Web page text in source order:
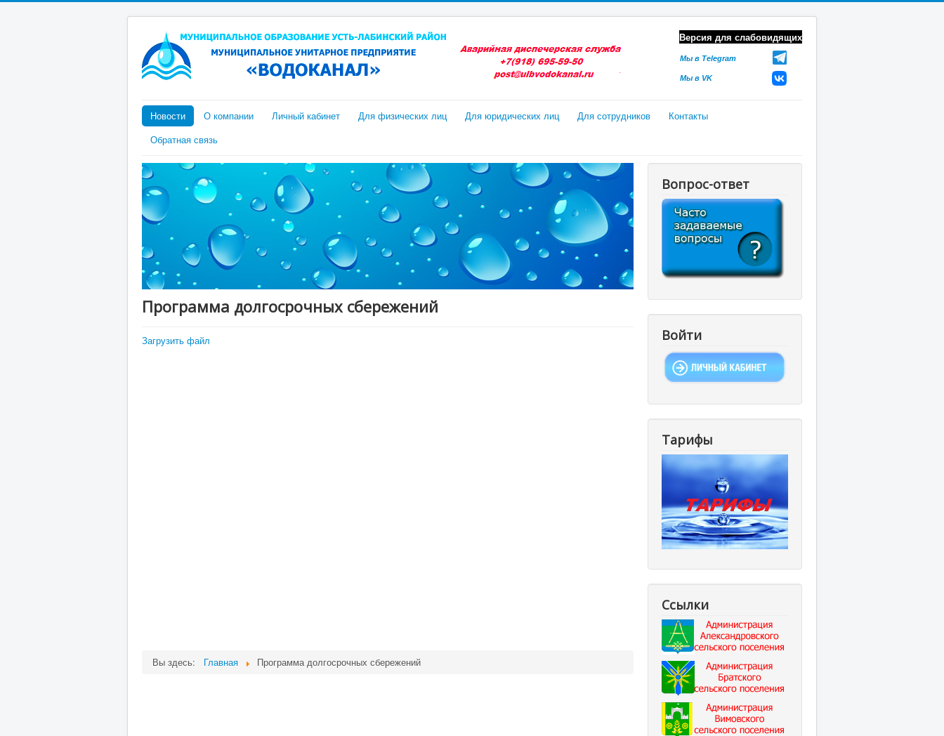
Версия для слабовидящих
Мы в Telegram
Мы в VK
Новости О компании Личный кабинет Для физических лиц Для юридических лиц Для сотрудников
Контакты
Обратная связь
Программа долгосрочных сбережений
Загрузить файл
Вы здесь: Главная Программа долгосрочных сбережений
Вопрос-ответ
Войти
Тарифы
Ссылки